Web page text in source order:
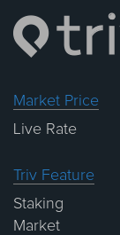
Market Price
Live Rate
Triv Feature
Staking
Market